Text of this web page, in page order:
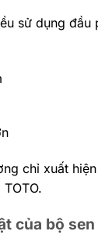
sử dụng đầu
chỉ xuất
của bộ